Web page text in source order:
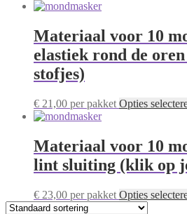
Materiaal voor 10
elastiek rond de
stofjes)
€ 21,00 per pakket Opties
Materiaal voor 10
lint sluiting (klik op
€ 23,00 per pakket Opties